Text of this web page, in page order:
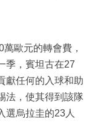
歐元的轉會費，
季，賓坦古在27
獻任何的入球和助
法，使其得到該隊
選烏拉圭的23人